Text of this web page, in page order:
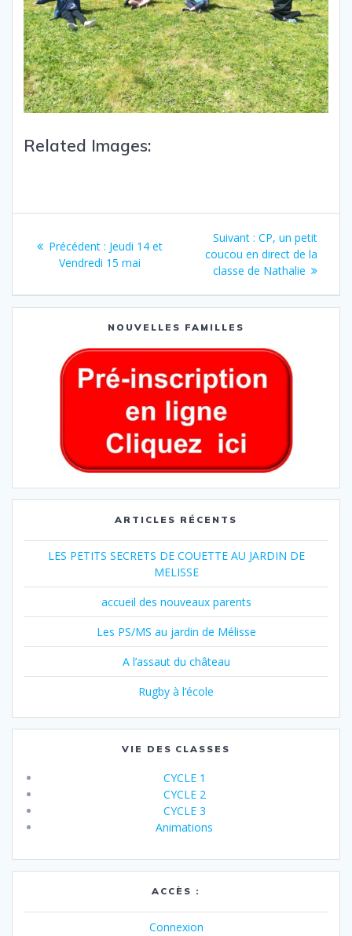
Related Images:
Précédent : Jeudi 14 et
Vendredi 15 mai
Suivant : CP, un petit
coucou en direct de la
classe de Nathalie
NOUVELLES FAMILLES
ARTICLES RÉCENTS
LES PETITS SECRETS DE COUETTE AU JARDIN DE
MELISSE
accueil des nouveaux parents
Les PS/MS au jardin de Mélisse
A l’assaut du château
Rugby à l’école
VIE DES CLASSES
CYCLE 1
CYCLE 2
CYCLE 3
Animations
ACCÈS :
Connexion